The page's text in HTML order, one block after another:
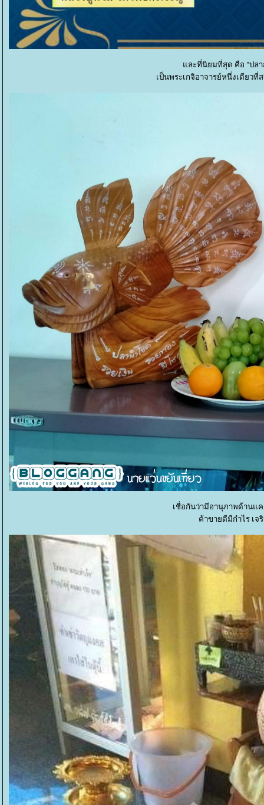
ละที่นิยมที่สุด คือ "ปลา
เป็นพระเกจิอาจารย์หนึ่งเดียวที่
เชื่อกันว่ามีอานุภาพด้านแ
ค้าขายดีมีกำไร เจ